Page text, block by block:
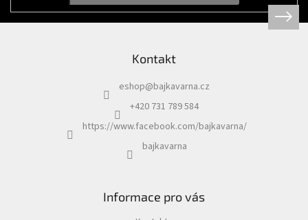
Kontakt
eshop@bajkavarna.cz
+420 731 789 584
https://www.facebook.com/bajkavarna/
bajkavarna
Informace pro vás